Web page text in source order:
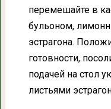
перемешайте в
бульоном,
эстрагона.
готовности,
подачей на стол
листьями